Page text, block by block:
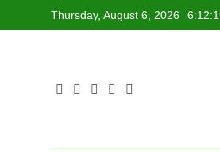
to
Thursday, August 6, 2026